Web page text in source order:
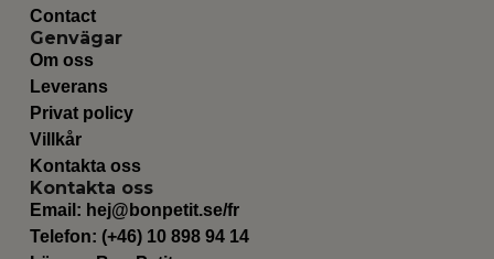
Contact
Genvägar
Om oss
Leverans
Privat policy
Villkår
Kontakta oss
Kontakta oss
Email: hej@bonpetit.se/fr
Telefon: (+46) 10 898 94 14